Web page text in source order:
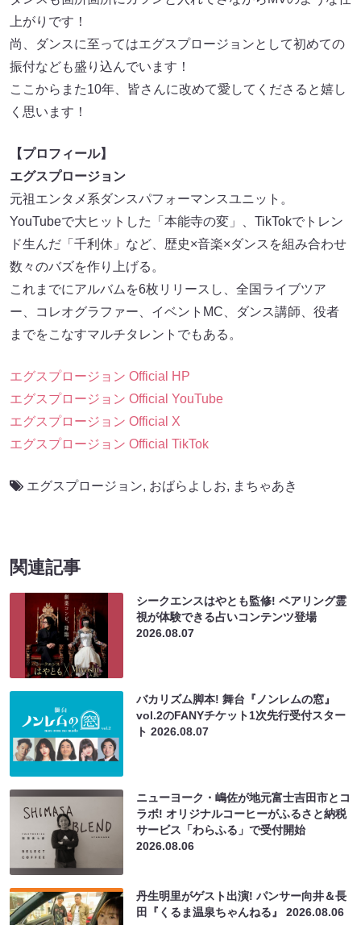
上がりです！
尚、ダンスに至ってはエグスプロージョンとして初めての
振付なども盛り込んでいます！
ここからまた10年、皆さんに改めて愛してくださると嬉し
く思います！
【プロフィール】
エグスプロージョン
元祖エンタメ系ダンスパフォーマンスユニット。
YouTubeで大ヒットした「本能寺の変」、TikTokでトレン
ド生んだ「千利休」など、歴史×音楽×ダンスを組み合わせ
数々のバズを作り上げる。
これまでにアルバムを6枚リリースし、全国ライブツア
ー、コレオグラファー、イベントMC、ダンス講師、役者
までをこなすマルチタレントでもある。
エグスプロージョン Official HP
エグスプロージョン Official YouTube
エグスプロージョン Official X
エグスプロージョン Official TikTok
エグスプロージョン, おばらよしお, まちゃあき
関連記事
シークエンスはやとも監修! ペアリング霊
視が体験できる占いコンテンツ登場
2026.08.07
バカリズム脚本! 舞台『ノンレムの窓』
vol.2のFANYチケット1次先行受付スター
ト2026.08.07
ニューヨーク・嶋佐が地元富士吉田市とコ
ラボ! オリジナルコーヒーがふるさと納税
サービス「わらふる」で受付開始
2026.08.06
丹生明里がゲスト出演! パンサー向井＆長
田『くるま温泉ちゃんねる』2026.08.06